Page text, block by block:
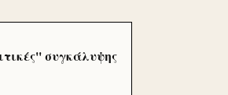
συγκάλυψης